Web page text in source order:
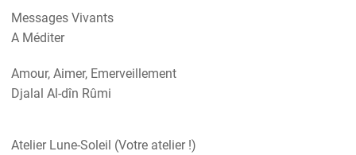
Messages Vivants
A Méditer
Amour, Aimer, Emerveillement
Djalal Al-dîn Rûmi
Atelier Lune-Soleil (Votre atelier !)